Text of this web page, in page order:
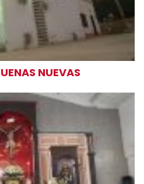
NUEVAS